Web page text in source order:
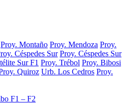
Proy. Montaño Proy. Mendoza Proy.
Céspedes Sur Proy. Céspedes Sur
Sur F1 Proy. Trébol Proy. Bibosi
Quiroz Urb. Los Cedros Proy.
F1 – F2